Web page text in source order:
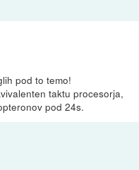
pod to temo!
taktu procesorja,
pod 24s.